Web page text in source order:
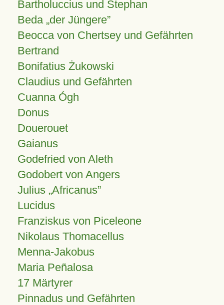
Bartholuccius und Stephan
Beda „der Jüngere”
Beocca von Chertsey und Gefährten
Bertrand
Bonifatius Żukowski
Claudius und Gefährten
Cuanna Ógh
Donus
Douerouet
Gaianus
Godefried von Aleth
Godobert von Angers
Julius Africanus
Lucidus
Franziskus von Piceleone
Nikolaus Thomacellus
Menna-Jakobus
Maria Peñalosa
17 Märtyrer
Pinnadus und Gefährten